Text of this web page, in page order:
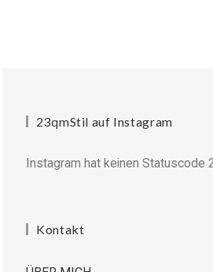
23qmStil auf Instagram
Instagram hat keinen Statuscode
Kontakt